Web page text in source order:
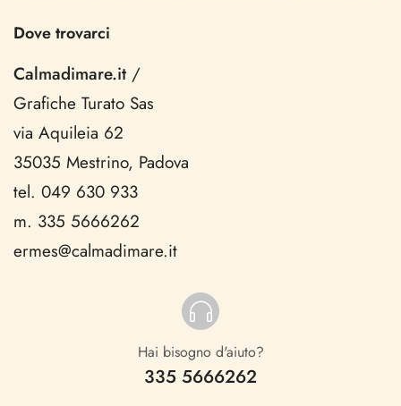
Dove trovarci
Calmadimare.it /
Grafiche Turato Sas
via Aquileia 62
35035 Mestrino, Padova
tel. 049 630 933
m. 335 5666262
ermes@calmadimare.it
Hai bisogno d'aiuto?
335 5666262